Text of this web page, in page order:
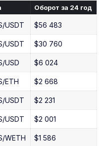
Оборот за 24 год
USDT $56 483
USDT $30 760
USD $6 024
ETH $2 668
USDT $2 231
USDT $2 001
WETH $1 586